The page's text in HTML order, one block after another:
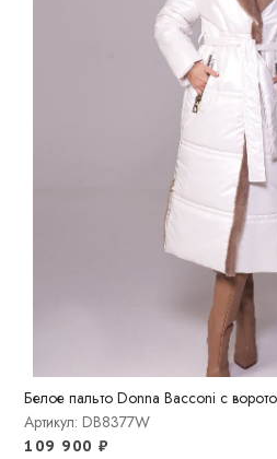
Белое пальто Donna Bacconi с
Артикул: DB8377W
109 900₽